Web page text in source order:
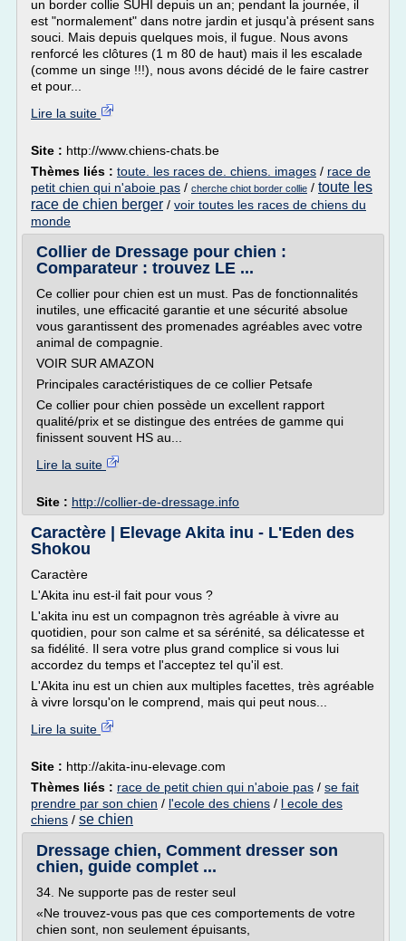
un border collie SUHI depuis un an; pendant la journée, il
est "normalement" dans notre jardin et jusqu'à présent sans
souci. Mais depuis quelques mois, il fugue. Nous avons
renforcé les clôtures (1 m 80 de haut) mais il les escalade
(comme un singe !!!), nous avons décidé de le faire castrer
et pour...
Lire la suite
Site : http://www.chiens-chats.be
Thèmes liés : toute. les races de. chiens. images / race de
petit chien qui n'aboie pas / cherche chiot border collie / toute les
race de chien berger / voir toutes les races de chiens du
monde
Collier de Dressage pour chien :
Comparateur : trouvez LE ...
Ce collier pour chien est un must. Pas de fonctionnalités
inutiles, une efficacité garantie et une sécurité absolue
vous garantissent des promenades agréables avec votre
animal de compagnie.
VOIR SUR AMAZON
Principales caractéristiques de ce collier Petsafe
Ce collier pour chien possède un excellent rapport
qualité/prix et se distingue des entrées de gamme qui
finissent souvent HS au...
Lire la suite
Site : http://collier-de-dressage.info
Caractère | Elevage Akita inu - L'Eden des
Shokou
Caractère
L'Akita inu est-il fait pour vous ?
L'akita inu est un compagnon très agréable à vivre au
quotidien, pour son calme et sa sérénité, sa délicatesse et
sa fidélité. Il sera votre plus grand complice si vous lui
accordez du temps et l'acceptez tel qu'il est.
L'Akita inu est un chien aux multiples facettes, très agréable
à vivre lorsqu'on le comprend, mais qui peut nous...
Lire la suite
Site : http://akita-inu-elevage.com
Thèmes liés : race de petit chien qui n'aboie pas / se fait
prendre par son chien / l'ecole des chiens / l ecole des
chiens / se chien
Dressage chien, Comment dresser son
chien, guide complet ...
34. Ne supporte pas de rester seul
«Ne trouvez-vous pas que ces comportements de votre
chien sont, non seulement épuisants,